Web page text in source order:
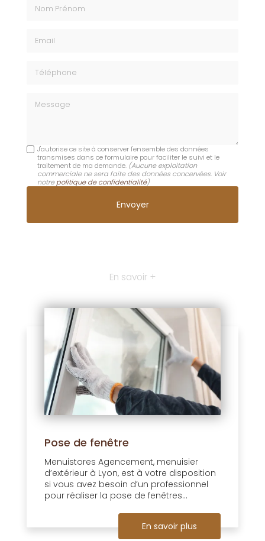
J'autorise ce site à conserver l'ensemble des données
transmises dans ce formulaire pour faciliter le suivi et le
traitement de ma demande. (Aucune exploitation
commerciale ne sera faite des données concervées. Voir
notrepolitique de confidentialité)
En savoir +
Pose de fenêtre
Menuistores Agencement, menuisier
d’extérieur à Lyon, est à votre disposition
si vous avez besoin d’un professionnel
pour réaliser la pose de fenêtres...
En savoir plus